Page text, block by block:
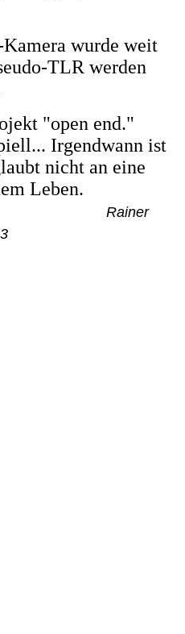
wurde weit
TLR werden
"open end."
Irgendwann ist
nicht an eine
Leben.
Rainer